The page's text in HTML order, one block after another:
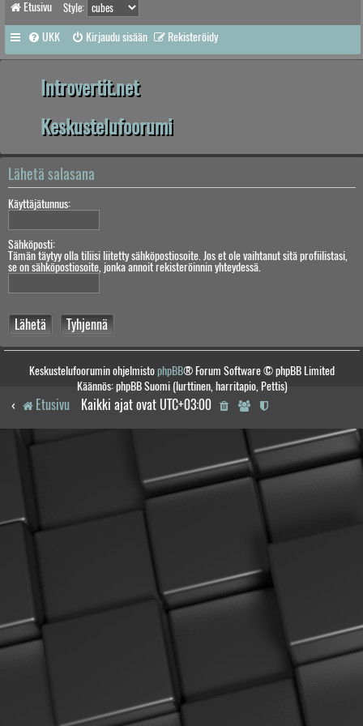
Etusivu Style:
UKK Kirjaudu sisään Rekisteröidy
Introvertit.net
Keskustelufoorumi
Lähetä salasana
Käyttäjätunnus:
Sähköposti:
Tämän täytyy olla tiliisi liitetty sähköpostiosoite. Jos et ole vaihtanut sitä profiilistasi,
se on sähköpostiosoite, jonka annoit rekisteröinnin yhteydessä.
Keskustelufoorumin ohjelmistophpBB® Forum Software © phpBB Limited
Käännös: phpBB Suomi (lurttinen, harritapio, Pettis)
Etusivu Kaikki ajat ovat UTC+03:00